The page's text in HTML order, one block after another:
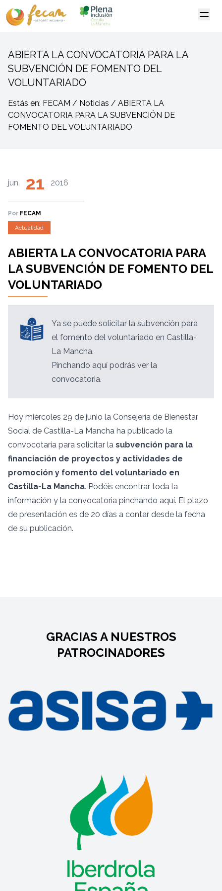
ABIERTA LA CONVOCATORIA PARA LA
SUBVENCIÓN DE FOMENTO DEL
VOLUNTARIADO
Estás en: FECAM / Noticias / ABIERTA LA
CONVOCATORIA PARA LA SUBVENCIÓN DE
FOMENTO DEL VOLUNTARIADO
jun. 21 2016
Por FECAM
Actualidad
ABIERTA LA CONVOCATORIA PARA
LA SUBVENCIÓN DE FOMENTO DEL
VOLUNTARIADO
Ya se puede solicitar la subvención para
el fomento del voluntariado en Castilla-
La Mancha.
Pinchando aquí podrás ver la
convocatoria.
Hoy miércoles 29 de junio la Consejería de Bienestar
Social de Castilla-La Mancha ha publicado la
convocotaria para solicitar la subvención para la
financiación de proyectos y actividades de
promoción y fomento del voluntariado en
Castilla-La Mancha. Podéis encontrar toda la
información y la convocatoria pinchando aquí. El plazo
de presentación es de 20 días a contar desde la fecha
de su publicación.
GRACIAS A NUESTROS
PATROCINADORES